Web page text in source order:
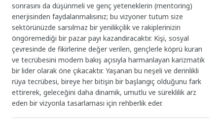
sonrasını da düşünmeli ve genç yeteneklerin (mentoring)
enerjisinden faydalanmalısınız; bu vizyoner tutum size
sektörünüzde sarsılmaz bir yenilikçilik ve rakiplerinizin
öngöremediği bir pazar payı kazandıracaktır. Kişi, sosyal
çevresinde de fikirlerine değer verilen, gençlerle köprü kuran
ve tecrübesini modern bakış açısıyla harmanlayan karizmatik
bir lider olarak öne çıkacaktır. Yaşanan bu neşeli ve derinlikli
rüya tecrübesi, bireye her bitişin bir başlangıç olduğunu fark
ettirerek, geleceğini daha dinamik, umutlu ve süreklilik arz
eden bir vizyonla tasarlaması için rehberlik eder.